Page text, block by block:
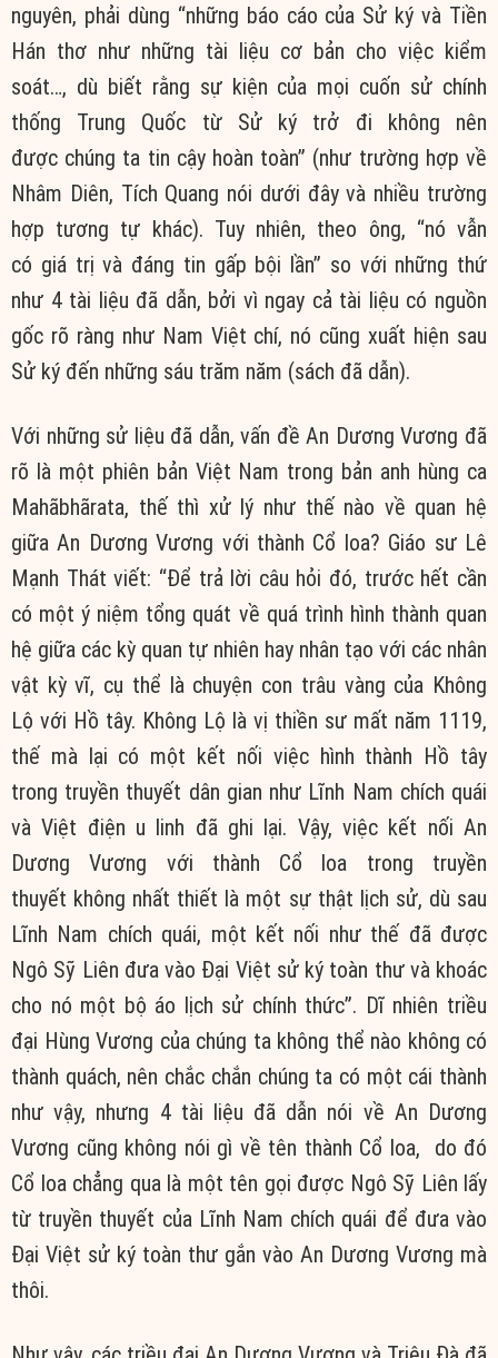
nguyên, phải dùng “những báo cáo của Sử ký và Tiền
Hán thơ như những tài liệu cơ bản cho việc kiểm
soát…, dù biết rằng sự kiện của mọi cuốn sử chính
thống
Trung Quốc từ Sử ký trở đi không nên
được chúng ta tin cậyhoàn toàn” (như trường hợp về
Nhâm Diên, Tích Quang nói dưới đây và nhiều trường
hợp tương tự khác). Tuy nhiên, theo ông, “nóvẫn
có giá trị và đáng tin gấp bội lần” so với những thứ
như 4 tài liệu đã dẫn, bởi vì ngay cả tài liệu có nguồn
gốc rõ ràng như Nam Việt chí, nó cũngxuất hiện sau
Sử ký đến những sáu trăm năm (sách đã dẫn).
Với những sử liệu đã dẫn,vấn đề An Dương Vương đã
rõ là một phiên bản Việt Nam trong bản anh hùng ca
Mahãbhãrata, thế thì xử lý như thế nào về quan hệ
giữa An Dương Vương với thành Cổ loa? Giáo sư Lê
Mạnh Thát viết: “Để trả lời câu hỏi đó, trước hết cần
có mộtý niệm tổng quát về quá trình hình thành quan
hệ giữa các kỳ quan tự nhiên hay nhân tạo với các nhân
vật kỳ vĩ, cụ thể là chuyện con trâu vàng của Không
Lộ với Hồ tây. Không Lộ là vị thiền sư mất năm 1119,
thế mà lại có một kết nối việc hình thành Hồ tây
trong truyền thuyết dân gian như Lĩnh Nam chích quái
và Việt điện u linh đã ghi lại. Vậy, việc kết nối An
Dương Vương với thành Cổ loa trong truyền
thuyết không nhất thiết là một sự thật lịch sử, dù sau
Lĩnh Nam chích quái, một kết nối như thế đã được
Ngô Sỹ Liên đưa vào Đại Việt sửký toàn thư và khoác
cho nó một bộ áo lịch sử chính thức”. Dĩ nhiên triều
đại Hùng Vương của chúng takhông thể nào không có
thành quách, nên chắc chắn chúng ta có một cái thành
như vậy, nhưng 4 tài liệu đã dẫn nói về An Dương
Vương cũng không nói gì về tên thành Cổ loa, do đó
Cổ loa chẳng qua là một tên gọi được Ngô Sỹ Liên lấy
từ truyền thuyết của Lĩnh Nam chích quái để đưa vào
Đại Việt sử ký toàn thư gắn vào An Dương Vương mà
thôi.